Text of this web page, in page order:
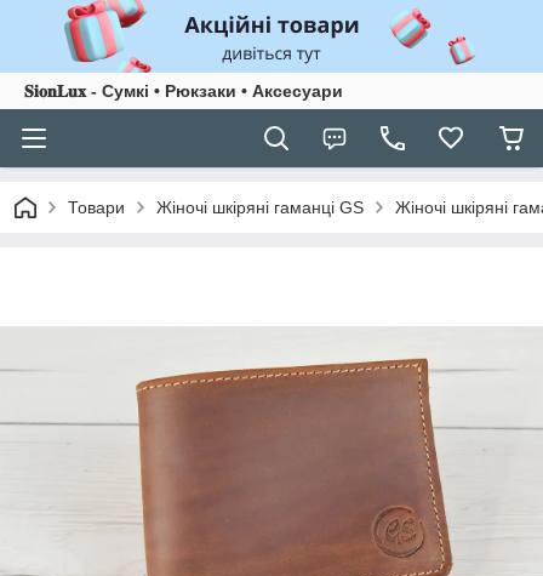
𝐒𝐢𝐨𝐧𝐋𝐮𝐱 - Сумкі • Рюкзаки • Аксесуари
Товари Жіночі шкіряні гаманці GS Жіночі шкіряні